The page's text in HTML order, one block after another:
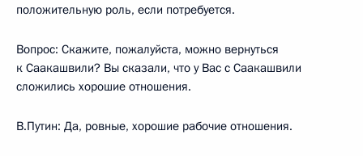
положительную роль, если потребуется.
Вопрос: Скажите, пожалуйста, можно вернуться
к Саакашвили? Вы сказали, что у Вас с Саакашвили
сложились хорошие отношения.
В.Путин: Да, ровные, хорошие рабочие отношения.